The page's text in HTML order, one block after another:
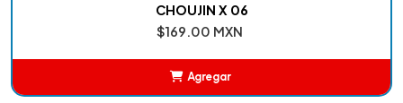
CHOUJIN X 06
$169.00 MXN
Agregar